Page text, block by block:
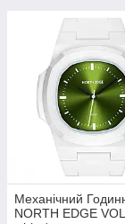
Механічний
NORTH EDGE